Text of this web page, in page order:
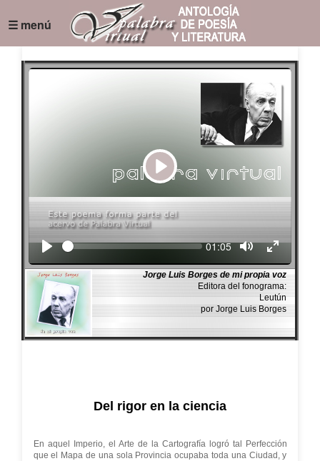
☰ menú
Play
Seek Current
01:05
Jorge Luis Borges de mi propia voz
Editora del fonograma:
Leutún
por Jorge Luis Borges
Del rigor en la ciencia
En aquel Imperio, el Arte de la Cartografía logró tal Perfección
que el Mapa de una sola Provincia ocupaba toda una Ciudad, y